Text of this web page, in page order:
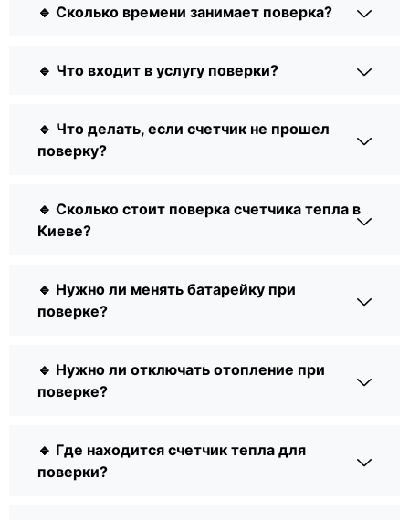
🔹 Сколько времени занимает поверка?
🔹 Что входит в услугу поверки?
🔹 Что делать, если счетчик не прошел
поверку?
🔹 Сколько стоит поверка счетчика тепла в
Киеве?
🔹 Нужно ли менять батарейку при
поверке?
🔹 Нужно ли отключать отопление при
поверке?
🔹 Где находится счетчик тепла для
поверки?